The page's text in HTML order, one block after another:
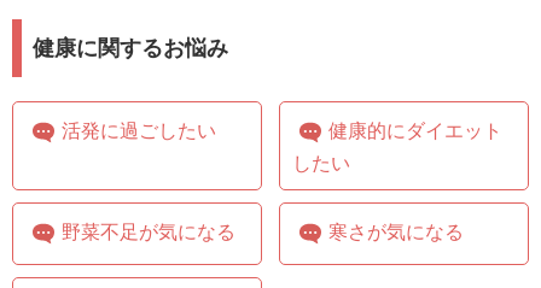
健康に関するお悩み
活発に過ごしたい
健康的にダイエット
したい
野菜不足が気になる 寒さが気になる